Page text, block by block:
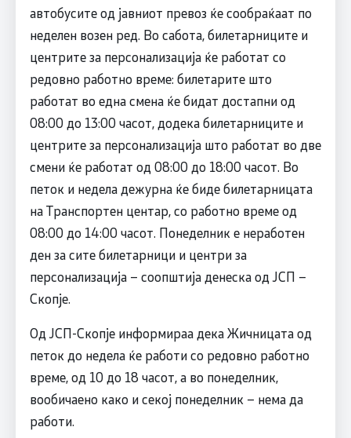
автобусите од јавниот превоз ќе сообраќаат по
неделен возен ред. Во сабота, билетарниците и
центрите за персонализација ќе работат со
редовно работно време: билетарите што
работат во една смена ќе бидат достапни од
08:00 до 13:00 часот, додека билетарниците и
центрите за персонализација што работат во две
смени ќе работат од 08:00 до 18:00 часот. Во
петок и недела дежурна ќе биде билетарницата
на Транспортен центар, со работно време од
08:00 до 14:00 часот. Понеделник е неработен
ден за сите билетарници и центри за
персонализација – соопштија денеска од ЈСП –
Скопје.
Од ЈСП-Скопје информираа дека Жичницата од
петок до недела ќе работи со редовно работно
време, од 10 до 18 часот, а во понеделник,
вообичаено како и секој понеделник – нема да
работи.